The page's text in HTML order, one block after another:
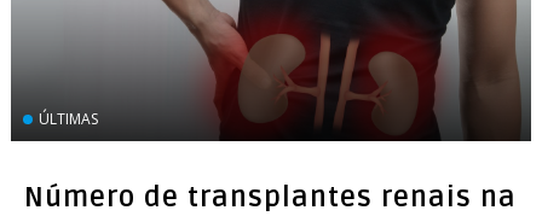
ÚLTIMAS
Número de transplantes renais na